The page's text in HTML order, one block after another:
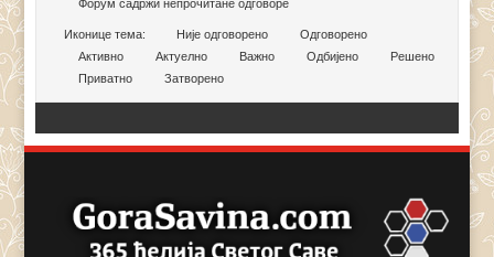
Форум садржи непрочитане одговоре
Иконице тема: Није одговорено
Одговорено
Активно
Актуелно Важно Одбијено
Решено
Приватно
Затворено